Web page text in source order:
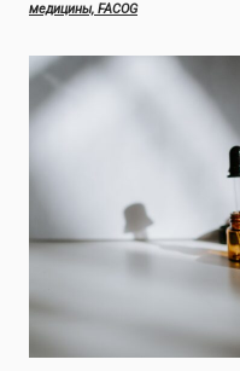
медицины, FACOG